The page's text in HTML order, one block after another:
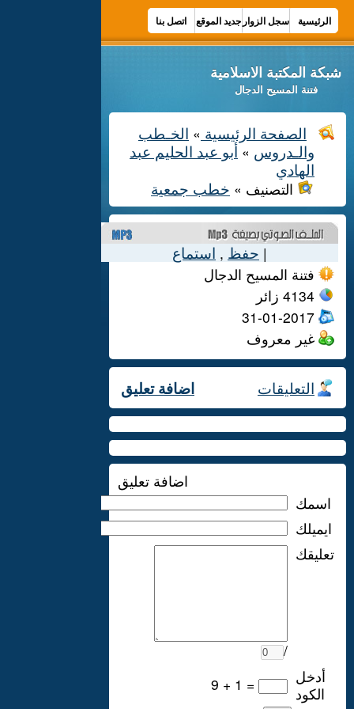
الرئيسية سجل الزوار جديد الموقع اتصل بنا
شبكة المكتبة الاسلامية
فتنة المسيح الدجال
الصفحة الرئيسية » الخـطب
والـدروس » أبو عبد الحليم عبد
الهادي
التصنيف » خطب جمعية
| حفظ , استماع
فتنة المسيح الدجال
4134 زائر
31-01-2017
غير معروف
التعليقات اضافة تعليق
اضافة تعليق
اسمك
ايميلك
/
تعليقك
9 + 1 =
أدخل
الكود